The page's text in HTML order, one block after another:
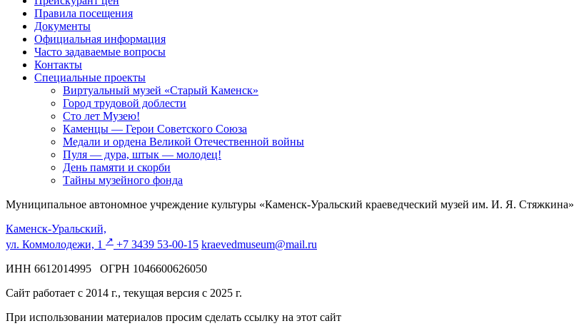
Правила посещения
Документы
Официальная информация
Часто задаваемые вопросы
Контакты
Специальные проекты
Виртуальный музей «Старый Каменск»
Город трудовой доблести
Сто лет Музею!
Каменцы — Герои Советского Союза
Медали и ордена Великой Отечественной войны
Пуля — дура, штык — молодец!
День памяти и скорби
Тайны музейного фонда
Муниципальное автономное учреждение культуры «Каменск-Уральский краеведческий музей им. И. Я. Стяжкина»
Каменск-Уральский,
ул. Коммолодежи, 1 ↗️ +7 3439 53-00-15 kraevedmuseum@mail.ru
ИНН 6612014995 ОГРН 1046600626050
Сайт работает с 2014 г., текущая версия с 2025 г.
При использовании материалов просим сделать ссылку на этот сайт